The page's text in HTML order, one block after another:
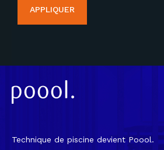
APPLIQUER
Technique de piscine devient Poool.